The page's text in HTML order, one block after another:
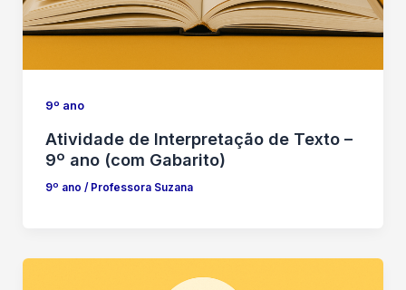
9º ano
Atividade de Interpretação de Texto –
9º ano (com Gabarito)
9º ano / Professora Suzana